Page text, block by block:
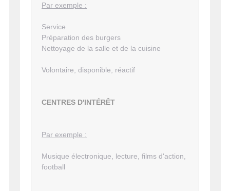
Par exemple :
Service
Préparation des burgers
Nettoyage de la salle et de la cuisine
Volontaire, disponible, réactif
CENTRES D'INTÉRÊT
Par exemple :
Musique électronique, lecture, films d'action,
football